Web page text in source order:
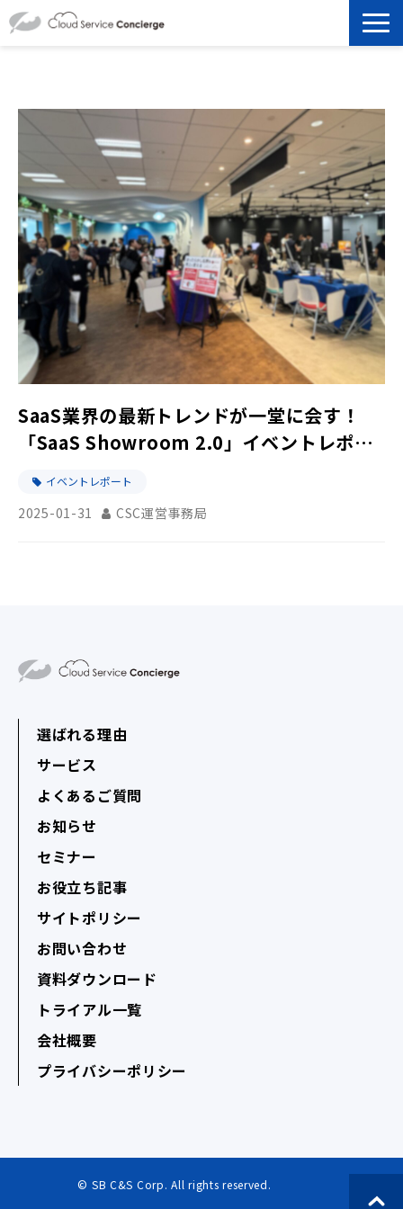
選ばれる理由
資料ダウンロード
お役立ち記事
セミナー
よくあるご質問
SaaS業界の最新トレンドが一堂に会す！
「SaaS Showroom 2.0」イベントレポー
イベントレポート
2025-01-31 CSC運営事務局
選ばれる理由
サービス
よくあるご質問
お知らせ
セミナー
お役立ち記事
サイトポリシー
お問い合わせ
資料ダウンロード
トライアル一覧
会社概要
プライバシーポリシー
© SB C&S Corp. All rights reserved.